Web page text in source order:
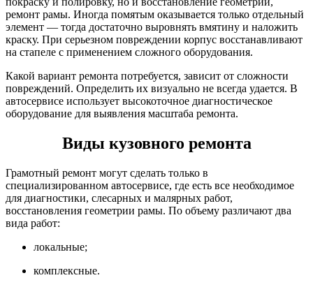
ремонт рамы. Иногда помятым оказывается только отдельный
элемент — тогда достаточно выровнять вмятину и наложить
краску. При серьезном повреждении корпус восстанавливают
на стапеле с применением сложного оборудования.
Какой вариант ремонта потребуется, зависит от сложности
повреждений. Определить их визуально не всегда удается. В
автосервисе использует высокоточное диагностическое
оборудование для выявления масштаба ремонта.
Виды кузовного ремонта
Грамотный ремонт могут сделать только в
специализированном автосервисе, где есть все необходимое
для диагностики, слесарных и малярных работ,
восстановления геометрии рамы. По объему различают два
вида работ:
локальные;
комплексные.